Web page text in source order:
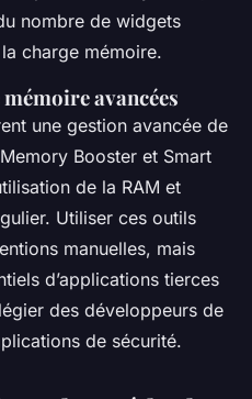
nombre de widgets
charge mémoire.
avancées
une gestion avancée de
Booster et Smart
de la RAM et
Utiliser ces outils
manuelles, mais
d’applications tierces
des développeurs de
de sécurité.